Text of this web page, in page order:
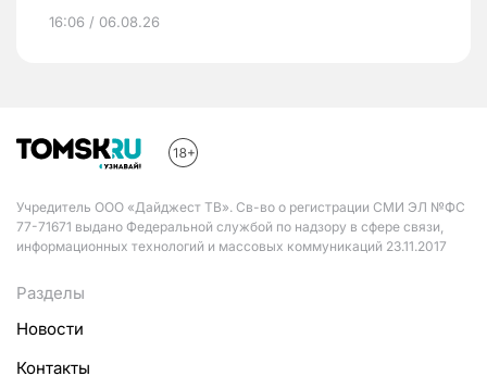
16:06 / 06.08.26
Учредитель ООО «Дайджест ТВ». Св-во о регистрации СМИ ЭЛ №ФС
77-71671 выдано Федеральной службой по надзору в сфере связи,
информационных технологий и массовых коммуникаций 23.11.2017
Разделы
Новости
Контакты